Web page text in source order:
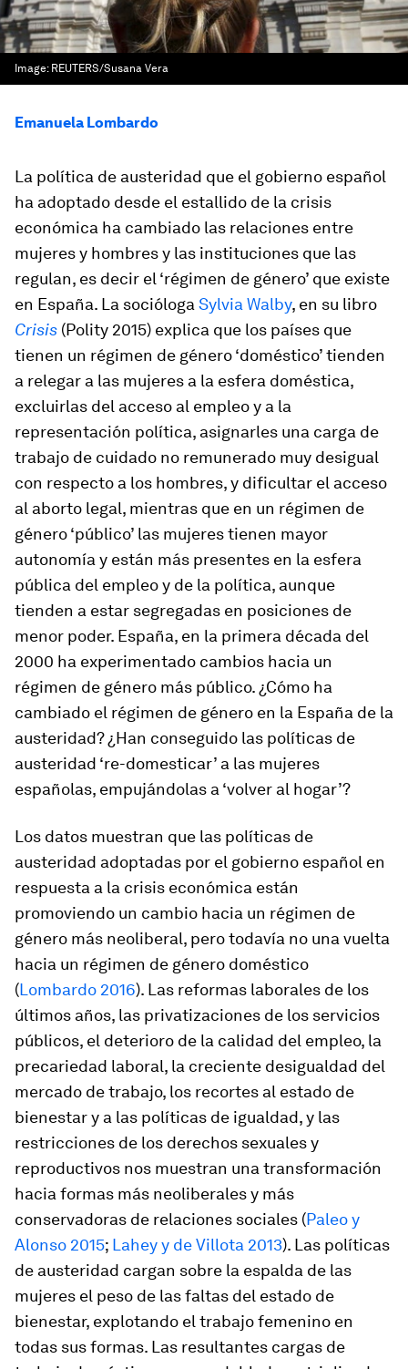
Image: REUTERS/Susana Vera
Emanuela Lombardo
La política de austeridad que el gobierno español
ha adoptado desde el estallido de la crisis
económica ha cambiado las relaciones entre
mujeres y hombres y las instituciones que las
regulan, es decir el ‘régimen de género’ que existe
en España. La socióloga Sylvia Walby, en su libro
Crisis (Polity 2015) explica que los países que
tienen un régimen de género ‘doméstico’ tienden
a relegar a las mujeres a la esfera doméstica,
excluirlas del acceso al empleo y a la
representación política, asignarles una carga de
trabajo de cuidado no remunerado muy desigual
con respecto a los hombres, y dificultar el acceso
al aborto legal, mientras que en un régimen de
género ‘público’ las mujeres tienen mayor
autonomía y están más presentes en la esfera
pública del empleo y de la política, aunque
tienden a estar segregadas en posiciones de
menor poder. España, en la primera década del
2000 ha experimentado cambios hacia un
régimen de género más público. ¿Cómo ha
cambiado el régimen de género en la España de la
austeridad? ¿Han conseguido las políticas de
austeridad ‘re-domesticar’ a las mujeres
españolas, empujándolas a ‘volver al hogar’?
Los datos muestran que las políticas de
austeridad adoptadas por el gobierno español en
respuesta a la crisis económica están
promoviendo un cambio hacia un régimen de
género más neoliberal, pero todavía no una vuelta
hacia un régimen de género doméstico
(Lombardo 2016). Las reformas laborales de los
últimos años, las privatizaciones de los servicios
públicos, el deterioro de la calidad del empleo, la
precariedad laboral, la creciente desigualdad del
mercado de trabajo, los recortes al estado de
bienestar y a las políticas de igualdad, y las
restricciones de los derechos sexuales y
reproductivos nos muestran una transformación
hacia formas más neoliberales y más
conservadoras de relaciones sociales (Paleo y
Alonso 2015; Lahey y de Villota 2013). Las políticas
de austeridad cargan sobre la espalda de las
mujeres el peso de las faltas del estado de
bienestar, explotando el trabajo femenino en
todas sus formas. Las resultantes cargas de